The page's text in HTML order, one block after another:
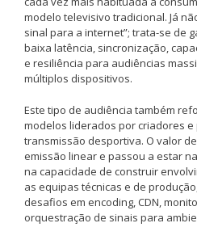
modelo televisivo tradicional. Já
sinal para a internet”; trata-se de
baixa latência, sincronização,
e resiliência para audiências
múltiplos dispositivos.
Este tipo de audiência também
modelos liderados por criadores
transmissão desportiva. O valor
emissão linear e passou a estar
na capacidade de construir
as equipas técnicas e de
desafios em encoding, CDN,
orquestração de sinais para